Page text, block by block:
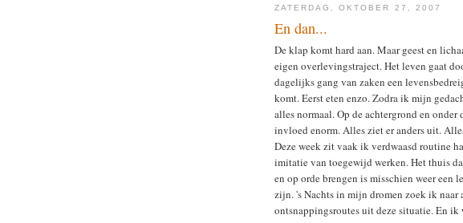
ZATERDAG, OKTOBER 27, 2007
En dan...
De klap komt hard aan. Maar geest en
eigen overlevingstraject. Het leven gaat
dagelijks gang van zaken een
komt. Eerst eten enzo. Zodra ik mijn
alles normaal. Op de achtergrond en
invloed enorm. Alles ziet er anders uit.
Deze week zit vaak ik verdwaasd routine
imitatie van toegewijd werken. Het thuis
en op orde brengen is misschien weer een
zijn. 's Nachts in mijn dromen zoek ik naar
ontsnappingsroutes uit deze situatie. En